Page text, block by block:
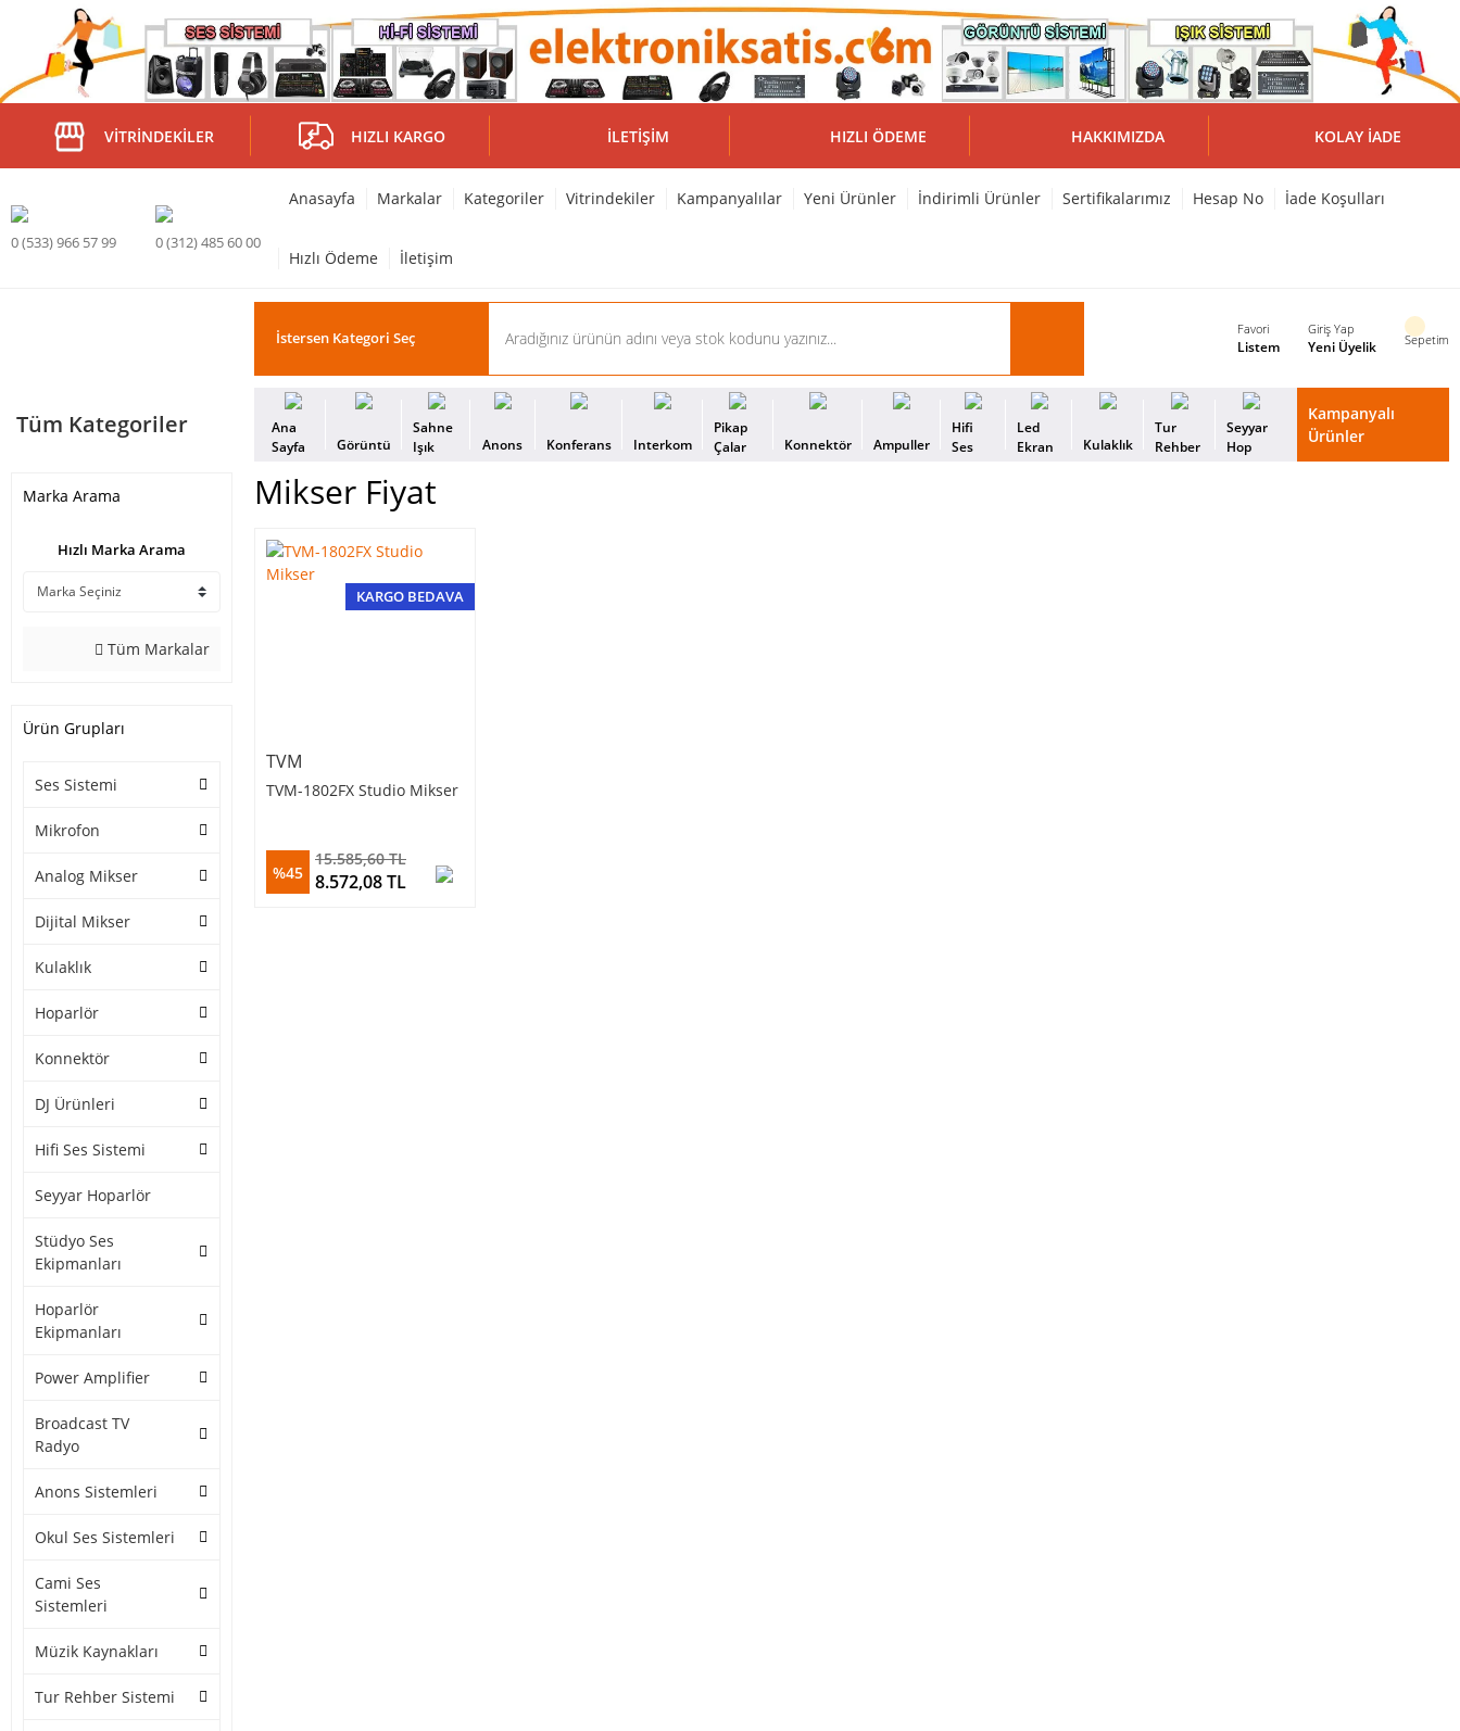
VITRINDEKILER HIZLI KARGO İLETIŞIM HIZLI ÖDEME HAKKIMIZDA KOLAY İADE
0 (533) 966 57 99 0 (312) 485 60 00
Anasayfa Markalar Kategoriler Vitrindekiler Kampanyalılar Yeni Ürünler İndirimli Ürünler Sertifikalarımız Hesap No İade Koşulları
Hızlı Ödeme İletişim
Favori
Listem
Giriş Yap
Yeni Üyelik Sepetim
Tüm Kategoriler
Ana
Sayfa
Görüntü
Sahne
Işık
Anons Konferans Interkom
Pikap
Çalar
Konnektör Ampuller
Hifi
Ses
Led
Ekran
Kulaklık
Tur
Rehber
Seyyar
Hop
Kampanyalı
Ürünler
Marka Arama
Hızlı Marka Arama
Tüm Markalar
Ürün Grupları
Ses Sistemi
Mikrofon
Analog Mikser
Dijital Mikser
Kulaklık
Hoparlör
Konnektör
DJ Ürünleri
Hifi Ses Sistemi
Seyyar Hoparlör
Stüdyo Ses
Ekipmanları
Hoparlör
Ekipmanları
Power Amplifier
Broadcast TV
Radyo
Anons Sistemleri
Okul Ses Sistemleri
Cami Ses
Sistemleri
Müzik Kaynakları
Tur Rehber Sistemi
Mikser Fiyat
KARGO BEDAVA
TVM
TVM-1802FX Studio Mikser
%45
15.585,60 TL
8.572,08 TL